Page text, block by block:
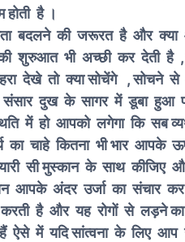
में सक्षम होती
बदलने की जरूरत है और
शुरुआत भी अच्छी कर देती है
देखे तो क्या सोचेंगे , सोचने
संसार दुख के सागर में डूबा हुआ
में हो आपको लगेगा कि सब
का चाहे कितना भी भार आपके
सी मुस्कान के साथ कीजिए
आपके अंदर उर्जा का संचार
है और यह रोगों से लड़ने
हैं ऐसे में यदि सांत्वना के लिए